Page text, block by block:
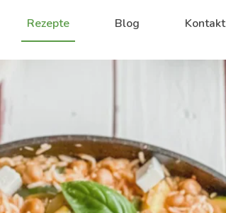
Rezepte Blog Kontakt